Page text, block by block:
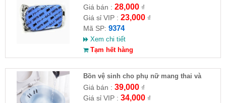
Giá bán : 28,000₫
Giá sỉ VIP : 23,000₫
Mã SP: 9374
Xem chi tiết
Tạm hết hàng
Bồn vệ sinh cho phụ nữ mang thai và
người già
Giá bán : 39,000₫
Giá sỉ VIP : 34,000₫